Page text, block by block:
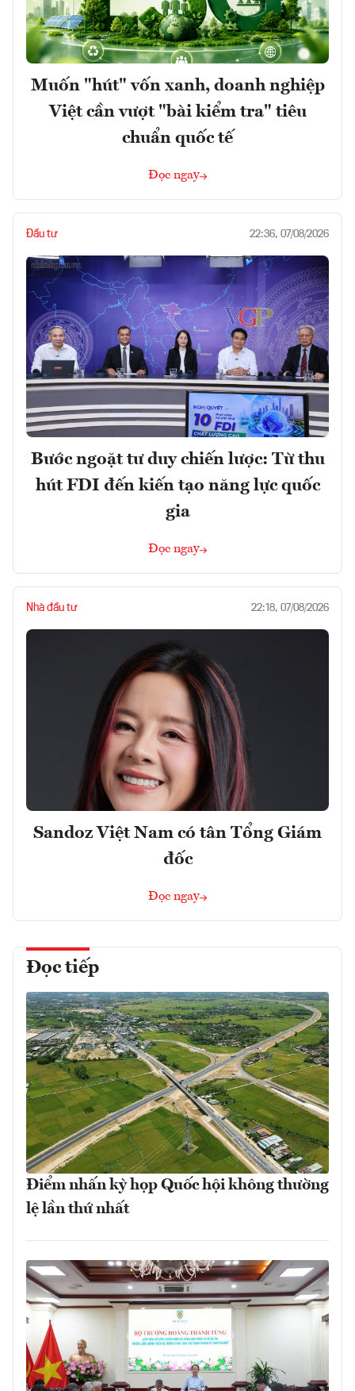
Muốn "hút" vốn xanh, doanh nghiệp
Việt cần vượt "bài kiểm tra" tiêu
chuẩn quốc tế
Đọc ngay
Đầu tư 22:36, 07/08/2026
Bước ngoặt tư duy chiến lược: Từ thu
hút FDI đến kiến tạo năng lực quốc
gia
Đọc ngay
Nhà đầu tư 22:18, 07/08/2026
Sandoz Việt Nam có tân Tổng Giám
đốc
Đọc ngay
Đọc tiếp
Điểm nhấn kỳ họp Quốc hội không thường
lệ lần thứ nhất